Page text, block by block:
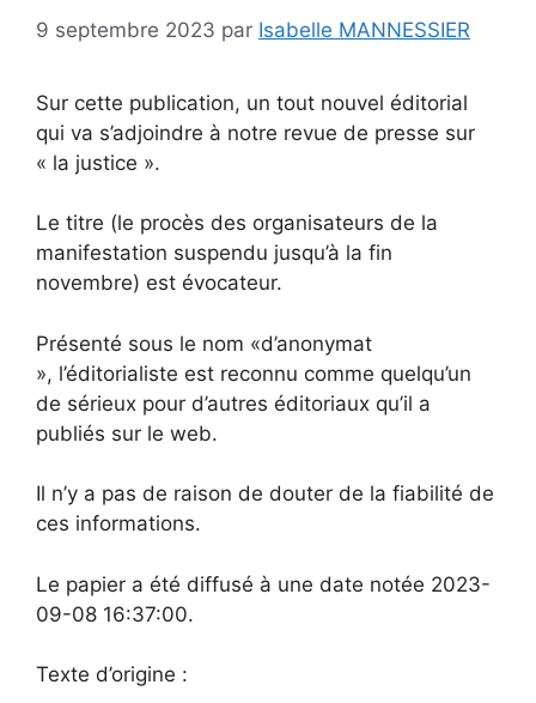
9 septembre 2023 par Isabelle MANNESSIER
Sur cette publication, un tout nouvel éditorial
qui va s’adjoindre à notre revue de presse sur
« la justice ».
Le titre (le procès des organisateurs de la
manifestation suspendu jusqu’à la fin
novembre) est évocateur.
Présenté sous le nom «d’anonymat
», l’éditorialiste est reconnu comme quelqu’un
de sérieux pour d’autres éditoriaux qu’il a
publiés sur le web.
Il n’y a pas de raison de douter de la fiabilité de
ces informations.
Le papier a été diffusé à une date notée 2023-
09-08 16:37:00.
Texte d’origine :